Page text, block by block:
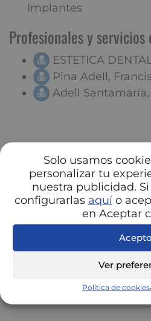
Solo usamos
personalizar tu
nuestra publicidad.
configurarlas aquío
en Aceptar
Acepto
Ver
Política de cookies
Implantes
Profesionales y
ESTETICA
Pina Adell,
Adell Santamaría,